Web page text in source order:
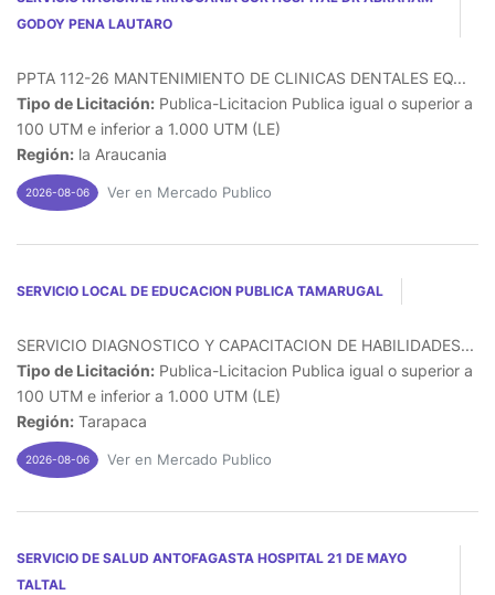
GODOY PENA LAUTARO
PPTA 112-26 MANTENIMIENTO DE CLINICAS DENTALES EQ...
Tipo de Licitación: Publica-Licitacion Publica igual o superior a
100 UTM e inferior a 1.000 UTM (LE)
Región: la Araucania
2026-08-06 Ver en Mercado Publico
SERVICIO LOCAL DE EDUCACION PUBLICA TAMARUGAL
SERVICIO DIAGNOSTICO Y CAPACITACION DE HABILIDADES...
Tipo de Licitación: Publica-Licitacion Publica igual o superior a
100 UTM e inferior a 1.000 UTM (LE)
Región: Tarapaca
2026-08-06 Ver en Mercado Publico
SERVICIO DE SALUD ANTOFAGASTA HOSPITAL 21 DE MAYO
TALTAL